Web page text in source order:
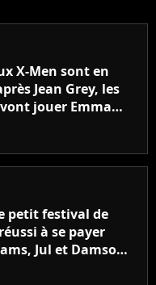
X-Men sont en
Jean Grey, les
jouer Emma
trouvés !
petit festival de
à se payer
Jul et Damso